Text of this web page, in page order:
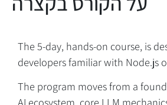
The 5-day, hands-on course, is
developers familiar with Node.js
The program moves from a